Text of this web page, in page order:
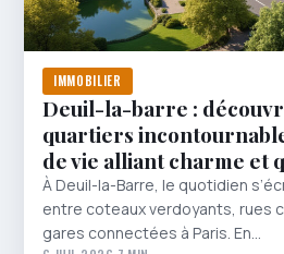
IMMOBILIER
Deuil-la-barre :
quartiers
de vie alliant charme et
À Deuil-la-Barre, le quotidien
entre coteaux verdoyants, rues
gares connectées à Paris. En…